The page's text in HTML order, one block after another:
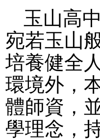
玉山高
宛若玉山
培養健全
環境外，
體師資，
學理念，